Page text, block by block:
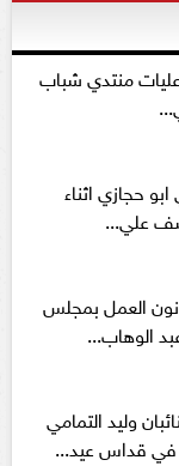
منتدي شباب
حجازي اثناء
علي...
العمل بمجلس
الوهاب...
وليد التمامي
في قداس عيد...